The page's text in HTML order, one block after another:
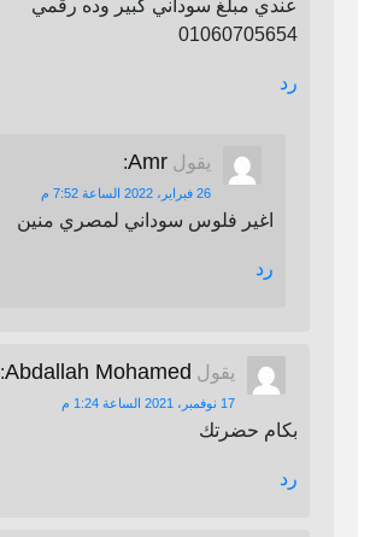
عندي مبلغ سوداني كبير وده رقمي
01060705654
رد
يقول Amr
:
26 فبراير، 2022 الساعة 7:52 م
اغير فلوس سوداني لمصري منين
رد
يقول Abdallah Mohamed
:
17 نوفمبر، 2021 الساعة 1:24 م
بكام حضرتك
رد